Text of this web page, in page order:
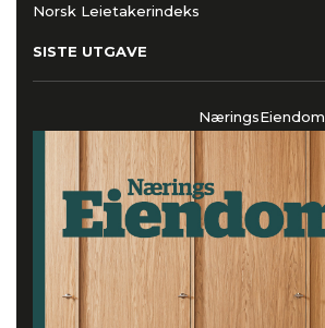
Norsk Leietakerindeks
SISTE UTGAVE
NæringsEiendom